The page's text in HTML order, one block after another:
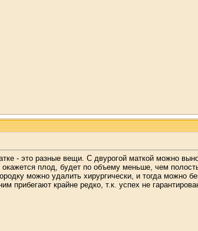
- это разные вещи. С двурогой маткой можно
окажется плод, будет по объему меньше, чем
можно удалить хирургически, и тогда можно
прибегают крайне редко, т.к. успех не